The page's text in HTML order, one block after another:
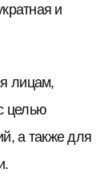
и
лицам,
целью
а также для